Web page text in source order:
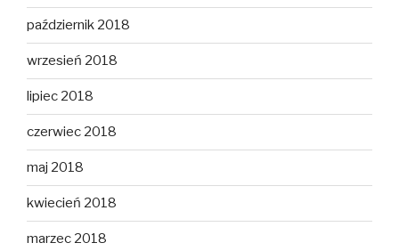
październik 2018
wrzesień 2018
lipiec 2018
czerwiec 2018
maj 2018
kwiecień 2018
marzec 2018